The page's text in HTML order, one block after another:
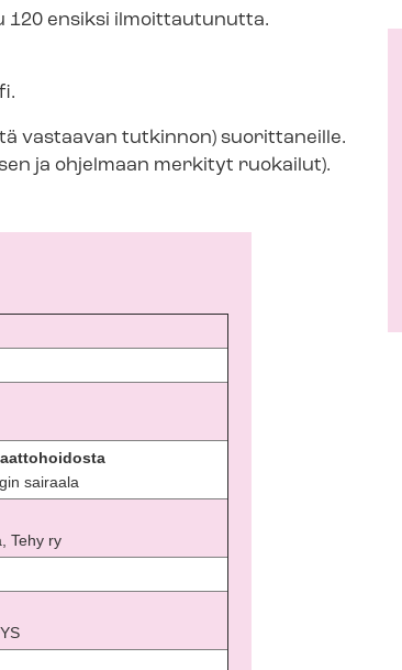
120 ensiksi ilmoittautunutta.
.
vastaavan tutkinnon) suorittaneille.
ja ohjelmaan merkityt ruokailut).
sairaala
Tehy ry